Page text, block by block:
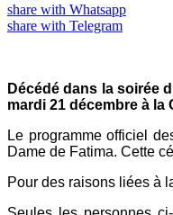
share with Whatsapp
share with Telegram
Décédé dans la soirée
mardi 21 décembre à
Le programme officiel
Dame de Fatima. Cette
Pour des raisons liées à